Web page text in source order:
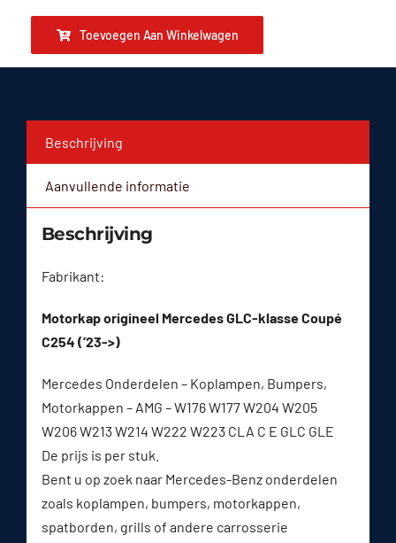
Toevoegen Aan Winkelwagen
Beschrijving
Aanvullende informatie
Beschrijving
Fabrikant:
Motorkap origineel Mercedes GLC-klasse Coupé
C254 (’23->)
Mercedes Onderdelen – Koplampen, Bumpers,
Motorkappen – AMG – W176 W177 W204 W205
W206 W213 W214 W222 W223 CLA C E GLC GLE
De prijs is per stuk.
Bent u op zoek naar Mercedes-Benz onderdelen
zoals koplampen, bumpers, motorkappen,
spatborden, grills of andere carrosserie